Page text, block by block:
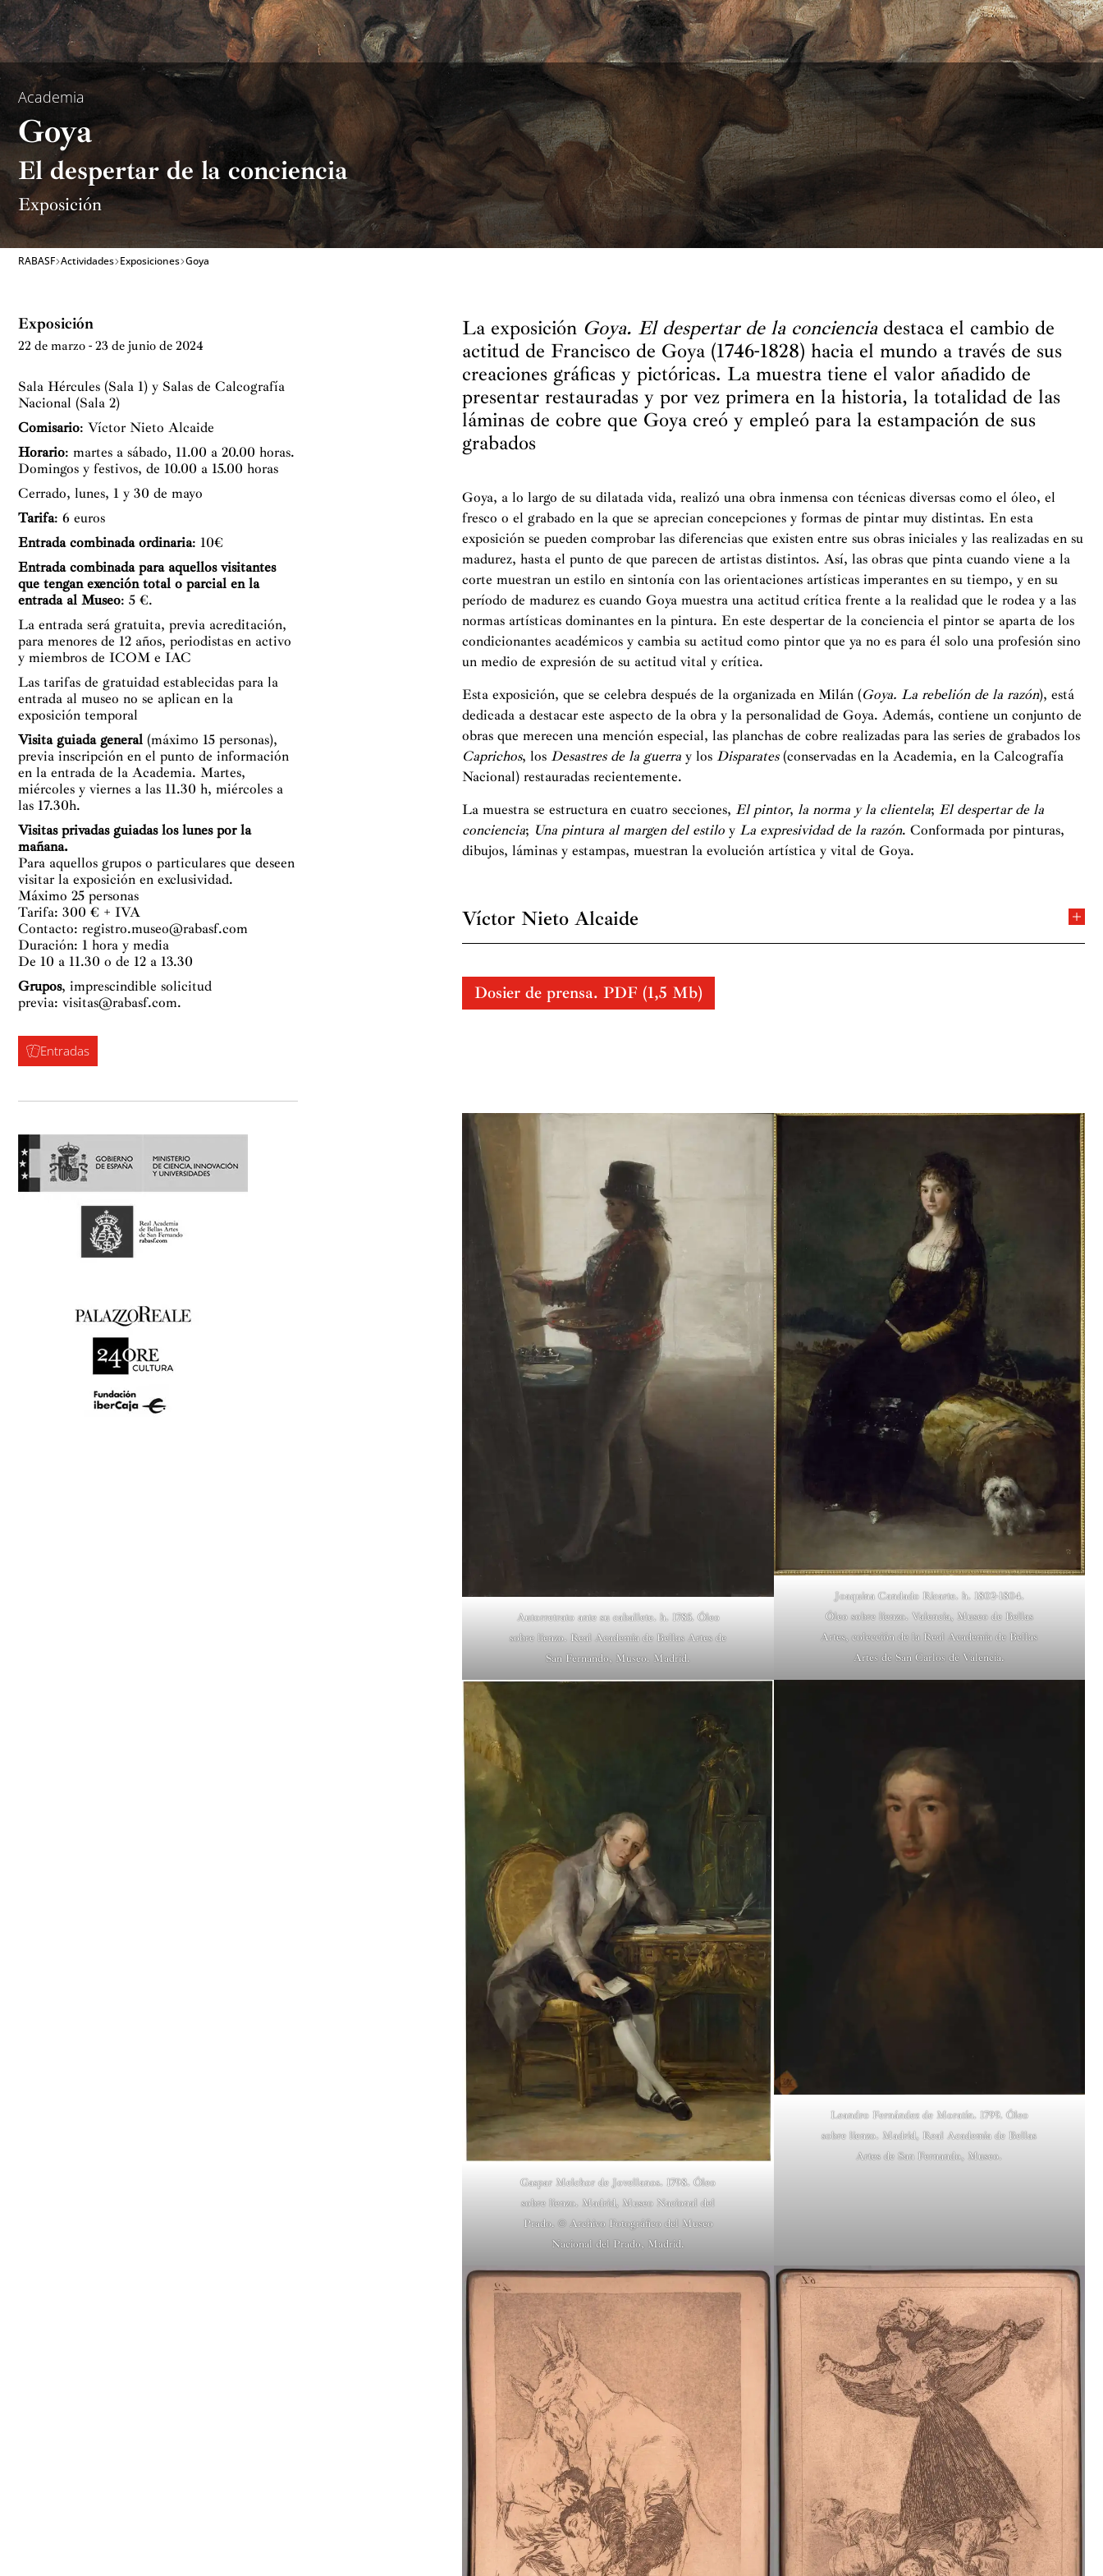
Academia
Goya
El despertar de la conciencia
Exposición
RABASF Actividades Exposiciones Goya
Exposición
22 de marzo - 23 de junio de 2024
Sala Hércules (Sala 1) y Salas de Calcografía
Nacional (Sala 2)
Comisario: Víctor Nieto Alcaide
Horario: martes a sábado, 11.00 a 20.00 horas.
Domingos y festivos, de 10.00 a 15.00 horas
Cerrado, lunes, 1 y 30 de mayo
Tarifa: 6 euros
Entrada combinada ordinaria: 10€
Entrada combinada para aquellos visitantes
que tengan exención total o parcial en la
entrada al Museo: 5 €.
La entrada será gratuita, previa acreditación,
para menores de 12 años, periodistas en activo
y miembros de ICOM e IAC
Las tarifas de gratuidad establecidas para la
entrada al museo no se aplican en la
exposición temporal
Visita guiada general (máximo 15 personas),
previa inscripción en el punto de información
en la entrada de la Academia. Martes,
miércoles y viernes a las 11.30 h, miércoles a
las 17.30h.
Visitas privadas guiadas los lunes por la
mañana.
Para aquellos grupos o particulares que deseen
visitar la exposición en exclusividad.
Máximo 25 personas
Tarifa: 300 € + IVA
Contacto: registro.museo@rabasf.com
Duración: 1 hora y media
De 10 a 11.30 o de 12 a 13.30
Grupos, imprescindible solicitud
previa: visitas@rabasf.com.
Entradas
La exposición Goya. El despertar de la concienciadestaca el cambio de
actitud de Francisco de Goya (1746-1828) hacia el mundo a través de sus
creaciones gráficas y pictóricas. La muestra tiene el valor añadido de
presentar restauradas y por vez primera en la historia, la totalidad de las
láminas de cobre que Goya creó y empleó para la estampación de sus
grabados
Goya, a lo largo de su dilatada vida, realizó una obra inmensa con técnicas diversas como el óleo, el
fresco o el grabado en la que se aprecian concepciones y formas de pintar muy distintas. En esta
exposición se pueden comprobar las diferencias que existen entre sus obras iniciales y las realizadas en su
madurez, hasta el punto de que parecen de artistas distintos. Así, las obras que pinta cuando viene a la
corte muestran un estilo en sintonía con las orientaciones artísticas imperantes en su tiempo, y en su
período de madurez es cuando Goya muestra una actitud crítica frente a la realidad que le rodea y a las
normas artísticas dominantes en la pintura. En este despertar de la conciencia el pintor se aparta de los
condicionantes académicos y cambia su actitud como pintor que ya no es para él solo una profesión sino
un medio de expresión de su actitud vital y crítica.
Esta exposición, que se celebra después de la organizada en Milán (Goya. La rebelión de la razón), está
dedicada a destacar este aspecto de la obra y la personalidad de Goya. Además, contiene un conjunto de
obras que merecen una mención especial, las planchas de cobre realizadas para las series de grabados los
Caprichos, losDesastres de la guerra y losDisparates(conservadas en la Academia, en la Calcografía
Nacional) restauradas recientemente.
La muestra se estructura en cuatro secciones,El pintor,la norma y la clientela;El despertar de la
conciencia; Una pintura al margen del estilo yLa expresividad de la razón. Conformada por pinturas,
dibujos, láminas y estampas, muestran la evolución artística y vital de Goya.
Víctor Nieto Alcaide
largo de su trayectoria profesional. En 1999 recibió el Premio Nacional de Historia de España por su
obraLa vidriera española .Ocho siglos de luz
diversas publicaciones, como
Arte prerrománico asturiano
del modelo clásico
El descendimiento de van der Weyden
atención al arte contemporáneo escribiendo libros, artículos y colaboraciones en catálogos, por ejemplo,
Lucio Muñoz
Venancio Blanco Rafael Canogar
(2007). Ha comisariado exposiciones
como
Dos Dimensiones Dos, Rafael Canogar La vidriera española , y en 2023-24,Goya. La rebelión de
la razón
(Milán), antesala de la presentada en la Real Academia de Bellas Artes de San Fernando.
En 2003 ingresa en Real Academia de Bellas Artes de San Fernando en la sección de Pintura. Ha sido
académico delegado del Museo, del Archivo-Biblioteca y Publicaciones, y desde 2022 del Museo,
Calcografía Nacional y Exposiciones Temporales.
Dosier de prensa. PDF (1,5 Mb)
Autorretrato ante su caballete. h. 1785. Óleo
sobre lienzo. Real Academia de Bellas Artes de
San Fernando, Museo. Madrid.
Joaquina Candado Ricarte. h. 1802-1804.
Óleo sobre lienzo. Valencia, Museo de Bellas
Artes, colección de la Real Academia de Bellas
Artes de San Carlos de Valencia.
Gaspar Melchor de Jovellanos. 1798. Óleo
sobre lienzo. Madrid, Museo Nacional del
Prado. © Archivo Fotográfico del Museo
Nacional del Prado, Madrid.
Leandro Fernández de Moratín. 1799. Óleo
sobre lienzo. Madrid, Real Academia de Bellas
Artes de San Fernando, Museo.